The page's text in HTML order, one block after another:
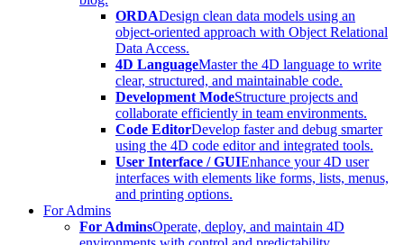
ORDADesign clean data models using an
object-oriented approach with Object Relational
Data Access.
4D LanguageMaster the 4D language to write
clear, structured, and maintainable code.
Development ModeStructure projects and
collaborate efficiently in team environments.
Code EditorDevelop faster and debug smarter
using the 4D code editor and integrated tools.
User Interface / GUIEnhance your 4D user
interfaces with elements like forms, lists, menus,
and printing options.
For Admins
For AdminsOperate, deploy, and maintain 4D